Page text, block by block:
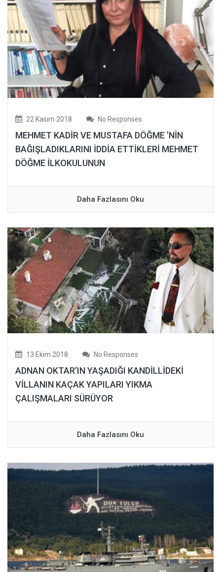
22 Kasım 2018 No Responses
MEHMET KADİR VE MUSTAFA DÖĞME ’NİN
BAĞIŞLADIKLARINI İDDİA ETTİKLERİ MEHMET
DÖĞME İLKOKULUNUN
Daha Fazlasını Oku
13 Ekim 2018 No Responses
ADNAN OKTAR’IN YAŞADIĞI KANDİLLİDEKİ
VİLLANIN KAÇAK YAPILARI YIKMA
ÇALIŞMALARI SÜRÜYOR
Daha Fazlasını Oku